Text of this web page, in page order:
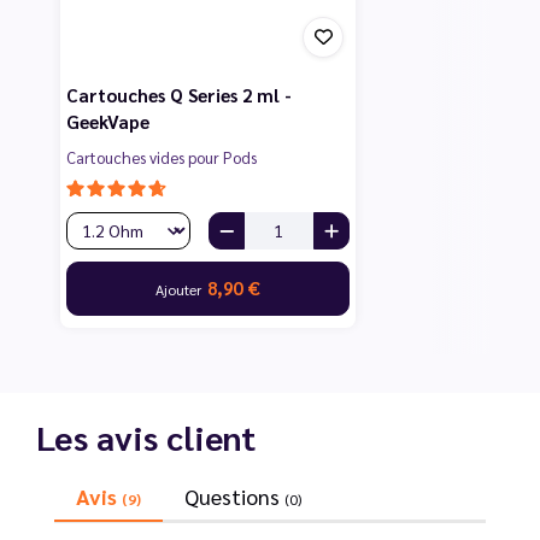
Cartouches Q Series 2 ml -
GeekVape
Cartouches vides pour Pods
Ajouter 8,90 €
Les avis client
Avis (9) Questions (0)